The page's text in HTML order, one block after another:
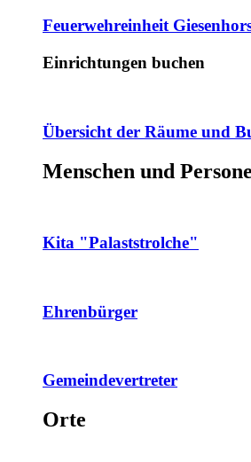
Feuerwehreinheit
Einrichtungen buchen
Übersicht der Räume und
Menschen und
Kita "Palaststrolche"
Ehrenbürger
Gemeindevertreter
Orte